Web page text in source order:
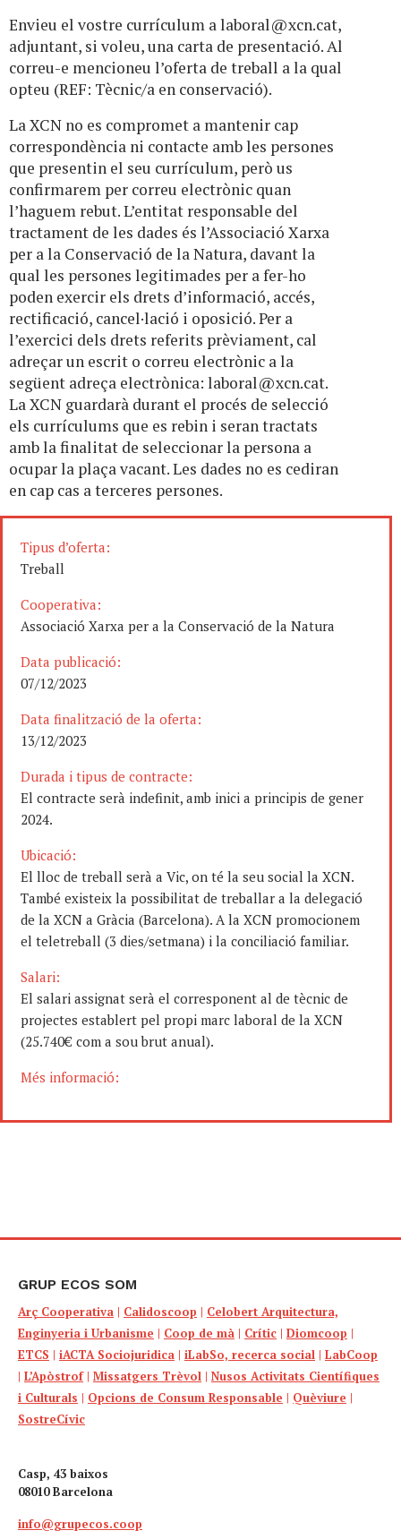
Envieu el vostre currículum a laboral@xcn.cat,
adjuntant, si voleu, una carta de presentació. Al
correu-e mencioneu l’oferta de treball a la qual
opteu (REF: Tècnic/a en conservació).
La XCN no es compromet a mantenir cap
correspondència ni contacte amb les persones
que presentin el seu currículum, però us
confirmarem per correu electrònic quan
l’haguem rebut. L’entitat responsable del
tractament de les dades és l’Associació Xarxa
per a la Conservació de la Natura, davant la
qual les persones legitimades per a fer-ho
poden exercir els drets d’informació, accés,
rectificació, cancel·lació i oposició. Per a
l’exercici dels drets referits prèviament, cal
adreçar un escrit o correu electrònic a la
següent adreça electrònica: laboral@xcn.cat.
La XCN guardarà durant el procés de selecció
els currículums que es rebin i seran tractats
amb la finalitat de seleccionar la persona a
ocupar la plaça vacant. Les dades no es cediran
en cap cas a terceres persones.
Tipus d’oferta:
Treball
Cooperativa:
Associació Xarxa per a la Conservació de la Natura
Data publicació:
07/12/2023
Data finalització de la oferta:
13/12/2023
Durada i tipus de contracte:
El contracte serà indefinit, amb inici a principis de gener
2024.
Ubicació:
El lloc de treball serà a Vic, on té la seu social la XCN.
També existeix la possibilitat de treballar a la delegació
de la XCN a Gràcia (Barcelona). A la XCN promocionem
el teletreball (3 dies/setmana) i la conciliació familiar.
Salari:
El salari assignat serà el corresponent al de tècnic de
projectes establert pel propi marc laboral de la XCN
(25.740€ com a sou brut anual).
Més informació:
GRUP ECOS SOM
Arç Cooperativa | Calidoscoop | Celobert Arquitectura,
Enginyeria i Urbanisme | Coop de mà | Crític | Diomcoop |
ETCS | iACTA Sociojuridica | iLabSo, recerca social | LabCoop
| L’Apòstrof| Missatgers Trèvol | Nusos Activitats Científiques
i Culturals | Opcions de Consum Responsable | Quèviure |
SostreCívic
Casp, 43 baixos
08010 Barcelona
info@grupecos.coop